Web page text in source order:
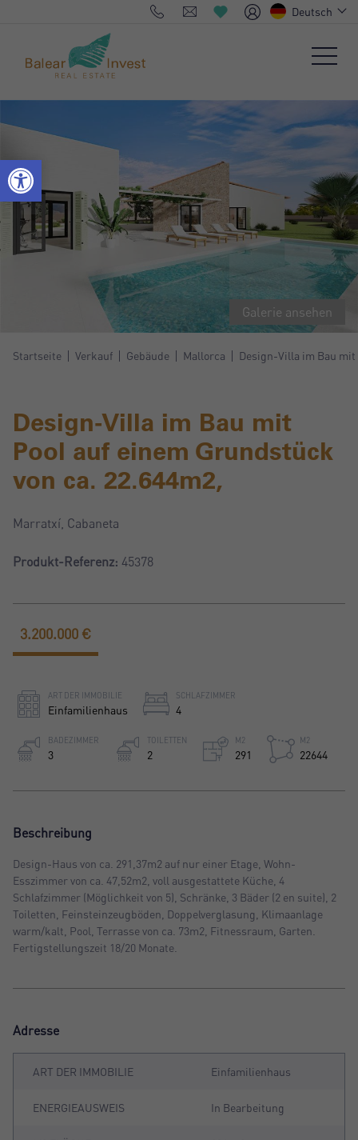
Deutsch
Galerie ansehen
Startseite Verkauf Gebäude Mallorca Design-Villa im Bau mit
Design-Villa im Bau mit
Pool auf einem Grundstück
von ca. 22.644m2,
Marratxí, Cabaneta
Produkt-Referenz: 45378
ART DER IMMOBILIE
Einfamilienhaus
SCHLAFZIMMER
4
BADEZIMMER
3
TOILETTEN
2
M2
291
M2
22644
3.200.000 €
Beschreibung
Design-Haus von ca. 291,37m2 auf nur einer Etage, Wohn-
Esszimmer von ca. 47,52m2, voll ausgestattete Küche, 4
Schlafzimmer (Möglichkeit von 5), Schränke, 3 Bäder (2 en suite), 2
Toiletten, Feinsteinzeugböden, Doppelverglasung, Klimaanlage
warm/kalt, Pool, Terrasse von ca. 73m2, Fitnessraum, Garten.
Fertigstellungszeit 18/20 Monate.
Adresse
ART DER IMMOBILIE Einfamilienhaus
ENERGIEAUSWEIS In Bearbeitung